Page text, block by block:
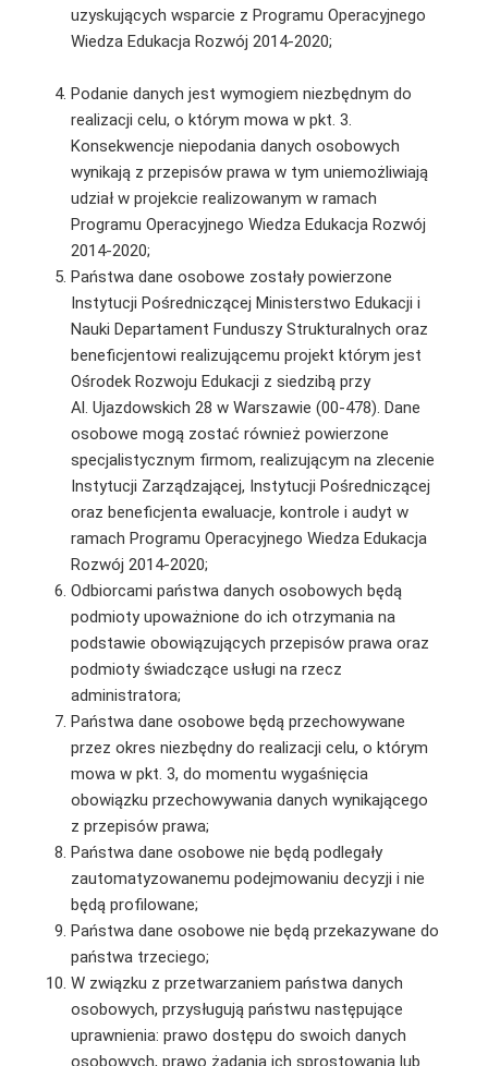
uzyskujących wsparcie z Programu Operacyjnego
Wiedza Edukacja Rozwój 2014-2020;
Podanie danych jest wymogiem niezbędnym do
realizacji celu, o którym mowa w pkt. 3.
Konsekwencje niepodania danych osobowych
wynikają z przepisów prawa w tym uniemożliwiają
udział w projekcie realizowanym w ramach
Programu Operacyjnego Wiedza Edukacja Rozwój
2014-2020;
Państwa dane osobowe zostały powierzone
Instytucji Pośredniczącej Ministerstwo Edukacji i
Nauki Departament Funduszy Strukturalnych oraz
beneficjentowi realizującemu projekt którym jest
Ośrodek Rozwoju Edukacji z siedzibą przy
Al. Ujazdowskich 28 w Warszawie (00-478). Dane
osobowe mogą zostać również powierzone
specjalistycznym firmom, realizującym na zlecenie
Instytucji Zarządzającej, Instytucji Pośredniczącej
oraz beneficjenta ewaluacje, kontrole i audyt w
ramach Programu Operacyjnego Wiedza Edukacja
Rozwój 2014-2020;
Odbiorcami państwa danych osobowych będą
podmioty upoważnione do ich otrzymania na
podstawie obowiązujących przepisów prawa oraz
podmioty świadczące usługi na rzecz
administratora;
Państwa dane osobowe będą przechowywane
przez okres niezbędny do realizacji celu, o którym
mowa w pkt. 3, do momentu wygaśnięcia
obowiązku przechowywania danych wynikającego
z przepisów prawa;
Państwa dane osobowe nie będą podlegały
zautomatyzowanemu podejmowaniu decyzji i nie
będą profilowane;
Państwa dane osobowe nie będą przekazywane do
państwa trzeciego;
W związku z przetwarzaniem państwa danych
osobowych, przysługują państwu następujące
uprawnienia: prawo dostępu do swoich danych
osobowych, prawo żądania ich sprostowania lub